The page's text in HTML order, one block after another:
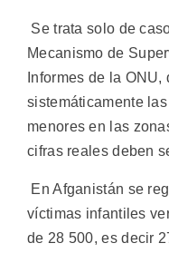
Se trata solo de
Mecanismo de
Informes de la
sistemáticamente
menores en las
cifras reales deben
En Afganistán se
víctimas infantiles
de 28 500, es decir